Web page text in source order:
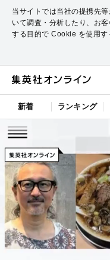
当サイトでは当社の提携先
いて調査・分析したり、お
する目的で Cookie を使用す
新着 ランキング